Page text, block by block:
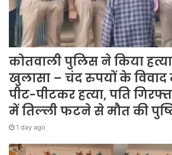
कोतवाली पुलिस ने किया
खुलासा – चंद रुपयों के विवाद
पीट-पीटकर हत्या, पति
में तिल्ली फटने से मौत की
1 day ago